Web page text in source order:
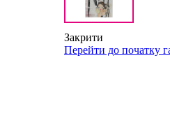
Закрити
Перейти до початку